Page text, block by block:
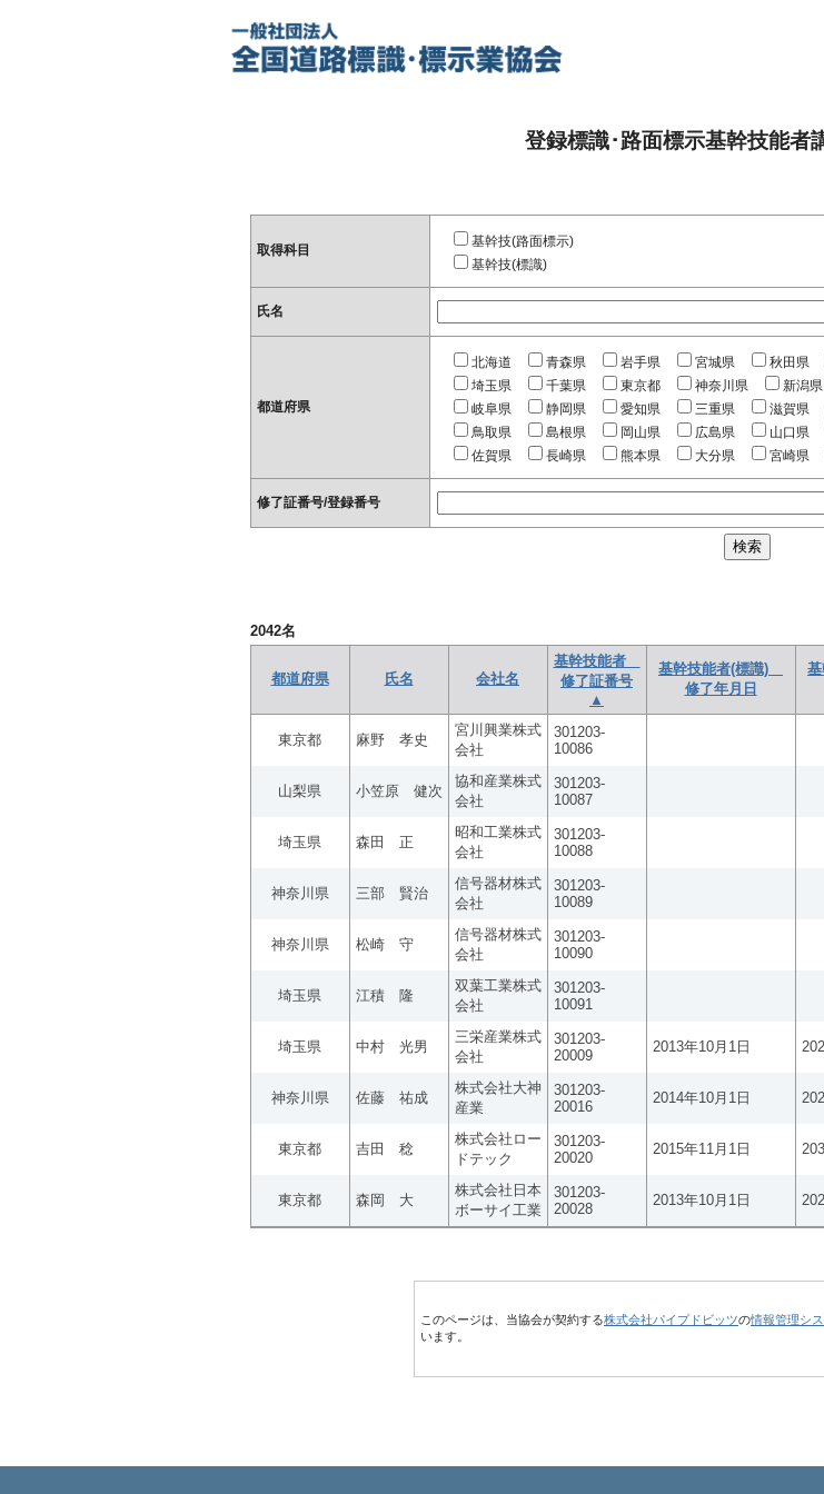
登録標識･路面標示基幹技能
取得科目
基幹技(路面標示)
基幹技(標識)
氏名
都道府県
北海道 青森県 岩手県 宮城県 秋田県
埼玉県
千葉県 東京都 神奈川県 新潟県
岐阜県
静岡県 愛知県 三重県 滋賀県
鳥取県
島根県 岡山県 広島県 山口県
佐賀県
長崎県 熊本県 大分県 宮崎県
修了証番号/登録番号
2042名
都道府県 氏名 会社名
基幹技能者
修了証番号
▲
基幹技能者(標識)
修了年月日
東京都 麻野 孝史
宮川興業株式
会社
301203-
10086
山梨県 小笠原 健次
協和産業株式
会社
301203-
10087
埼玉県 森田 正
昭和工業株式
会社
301203-
10088
神奈川県 三部 賢治
信号器材株式
会社
301203-
10089
神奈川県 松崎 守
信号器材株式
会社
301203-
10090
埼玉県 江積 隆
双葉工業株式
会社
301203-
10091
埼玉県 中村 光男
三栄産業株式
会社
301203-
20009
2013年10月1日
神奈川県 佐藤 祐成
株式会社大神
産業
301203-
20016
2014年10月1日
東京都 吉田 稔
株式会社ロー
ドテック
301203-
20020
2015年11月1日
東京都 森岡 大
株式会社日本
ボーサイ工業
301203-
20028
2013年10月1日
このページは、当協会が契約する株式会社パイプドビッツの情報管理シ
います。